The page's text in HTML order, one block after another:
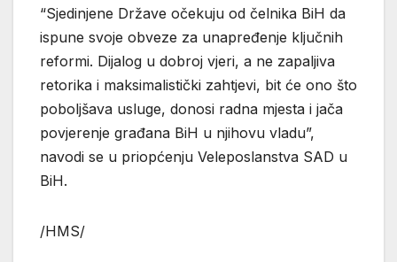
“Sjedinjene Države očekuju od čelnika BiH da
ispune svoje obveze za unapređenje ključnih
reformi. Dijalog u dobroj vjeri, a ne zapaljiva
retorika i maksimalistički zahtjevi, bit će ono što
poboljšava usluge, donosi radna mjesta i jača
povjerenje građana BiH u njihovu vladu”,
navodi se u priopćenju Veleposlanstva SAD u
BiH.
/HMS/